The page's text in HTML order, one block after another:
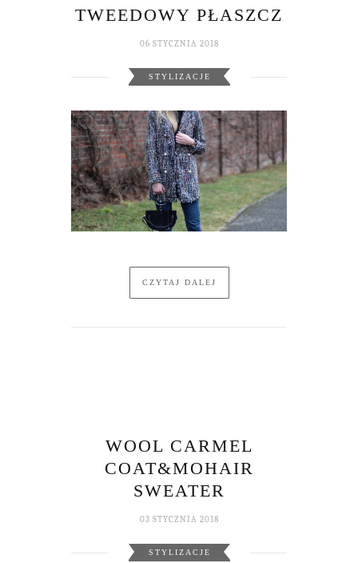
TWEEDOWY PŁASZCZ
06 STYCZNIA 2018
STYLIZACJE
CZYTAJ DALEJ
WOOL CARMEL
COAT&MOHAIR
SWEATER
03 STYCZNIA 2018
STYLIZACJE